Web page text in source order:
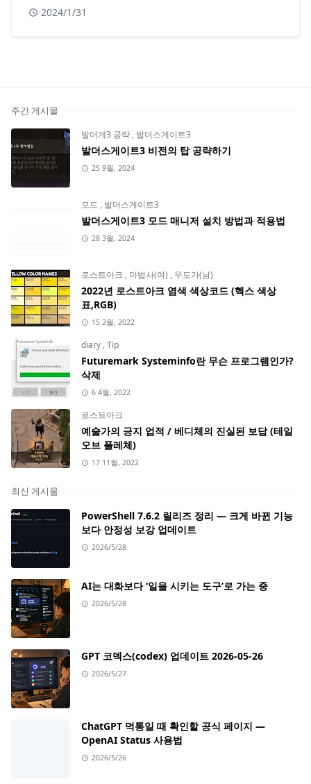
2024/1/31
주간 게시물
발더게3 공략 , 발더스게이트3
발더스게이트3 비전의 탑 공략하기
25 9월, 2024
모드 , 발더스게이트3
발더스게이트3 모드 매니저 설치 방법과 적용법
28 3월, 2024
로스트아크 , 마법사(여) , 무도가(남)
2022년 로스트아크 염색 색상코드 (헥스 색상
표,RGB)
15 2월, 2022
diary ,Tip
Futuremark Systeminfo란 무슨 프로그램인가?
삭제
6 4월, 2022
로스트아크
예술가의 긍지 업적 / 베디체의 진실된 보답 (테일
오브 플레체)
17 11월, 2022
최신 게시물
PowerShell 7.6.2 릴리즈 정리 — 크게 바뀐 기능
보다 안정성 보강 업데이트
2026/5/28
AI는 대화보다 ‘일을 시키는 도구’로 가는 중
2026/5/28
GPT 코덱스(codex) 업데이트 2026-05-26
2026/5/27
ChatGPT 먹통일 때 확인할 공식 페이지 —
OpenAI Status 사용법
2026/5/26